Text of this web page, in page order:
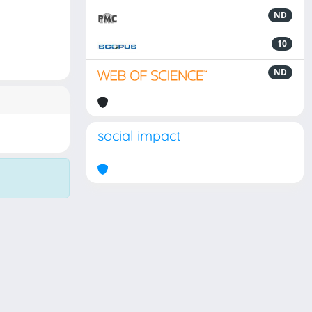
ND
10
ND
social impact